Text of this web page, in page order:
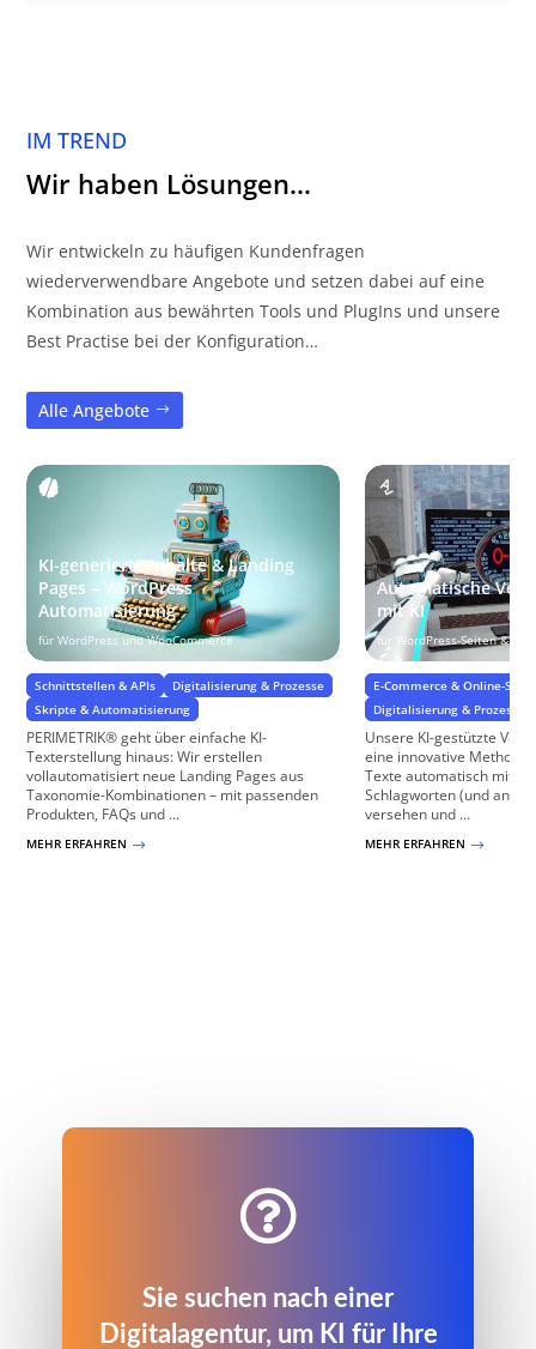
IM TREND
Wir haben Lösungen…
Wir entwickeln zu häufigen Kundenfragen
wiederverwendbare Angebote und setzen dabei auf eine
Kombination aus bewährten Tools und PlugIns und unsere
Best Practise bei der Konfiguration…
Alle Angebote
KI-generierte Inhalte & Landing
Pages – WordPress
Automatisierung
für WordPress und WooCommerce
Schnittstellen & APIs
Digitalisierung & Prozesse
Skripte & Automatisierung
PERIMETRIK® geht über einfache KI-
Texterstellung hinaus: Wir erstellen
vollautomatisiert neue Landing Pages aus
Taxonomie-Kombinationen – mit passenden
Produkten, FAQs und ...
MEHR ERFAHREN $
Automatische
mit KI
für WordPress-Seiten &
E-Commerce & Online-
Digitalisierung & Prozesse
Unsere KI-gestützte
eine innovative
Texte automatisch mit
Schlagworten (und
versehen und ...
MEHR ERFAHREN $

Sie suchen nach einer
Digitalagentur, um KI für Ihre